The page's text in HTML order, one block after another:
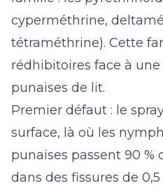
cyperméthrine,
tétraméthrine). Cette
rédhibitoires face à
punaises de lit.
Premier défaut : le
surface, là où les
punaises passent 90 %
dans des fissures de